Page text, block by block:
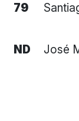
79
ND José